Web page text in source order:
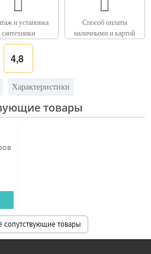
и установка
сантехники
Способ оплаты
наличными и картой
4,8
Характеристики
товары
сопутствующие товары